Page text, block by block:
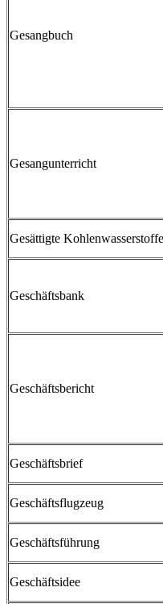
Gesangbuch
Gesangunterricht
Gesättigte Kohlenwasserstoffe
Geschäftsbank
Geschäftsbericht
Geschäftsbrief
Geschäftsflugzeug
Geschäftsführung
Geschäftsidee